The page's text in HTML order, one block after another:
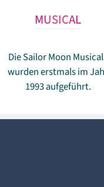
MUSICAL
Die Sailor Moon
wurden erstmals im
1993 aufgeführt.